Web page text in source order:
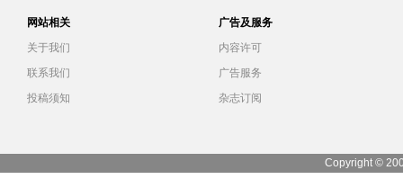
网站相关
关于我们
联系我们
投稿须知
广告及服务
内容许可
广告服务
杂志订阅
Copyright ©